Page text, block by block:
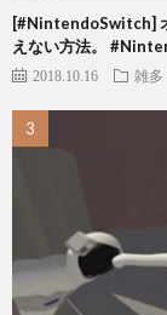
[#NintendoSwitch]
えない方法。
2018.10.16 雑多